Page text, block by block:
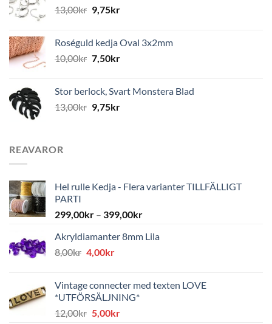
13,00kr 9,75kr
Roséguld kedja Oval 3x2mm
10,00kr 7,50kr
Stor berlock, Svart Monstera Blad
13,00kr 9,75kr
REAVAROR
Hel rulle Kedja - Flera varianter TILLFÄLLIGT
PARTI
299,00kr – 399,00kr
Akryldiamanter 8mm Lila
8,00kr Det
var:
8,00kr.
4,00krDet
är:
4,00kr.
Vintage connecter med texten LOVE
*UTFÖRSÄLJNING*
12,00kr Det
5,00krDet